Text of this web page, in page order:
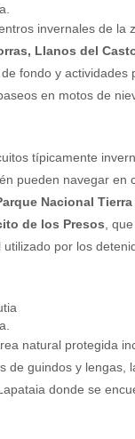
invernales de la
Llanos del
fondo y actividades
en motos de
típicamente
pueden navegar en
Nacional
de los Presos ,
por los
natural protegida
de guindos y lengas,
donde se